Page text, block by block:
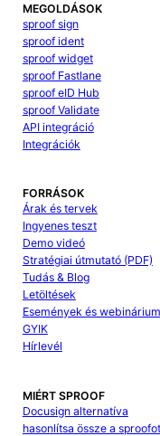
MEGOLDÁSOK
sproof sign
sproof ident
sproof widget
sproof Fastlane
sproof eID Hub
sproof Validate
API integráció
Integrációk
FORRÁSOK
Árak és tervek
Ingyenes teszt
Demo videó
Stratégiai útmutató (PDF)
Tudás & Blog
Letöltések
Események és
GYIK
Hírlevél
MIÉRT SPROOF
Docusign alternatíva
hasonlítsa össze a sproofot